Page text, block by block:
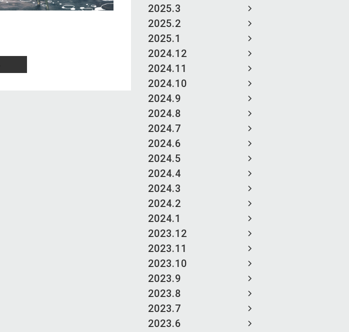
2025.3
2025.2
2025.1
2024.12
2024.11
2024.10
2024.9
2024.8
2024.7
2024.6
2024.5
2024.4
2024.3
2024.2
2024.1
2023.12
2023.11
2023.10
2023.9
2023.8
2023.7
2023.6